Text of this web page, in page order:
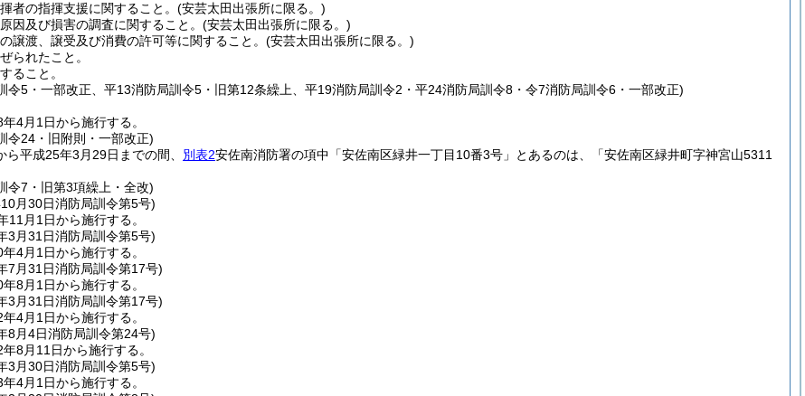
者の指揮支援に関すること。 (安芸太田出張所に限る。)
因及び損害の調査に関すること。 (安芸太田出張所に限る。)
譲渡、譲受及び消費の許可等に関すること。 (安芸太田出張所に限る。)
られたこと。
ること。
令5・一部改正、平13消防局訓令5・旧第12条繰上、平19消防局訓令2・平24消防局訓令8・令7消防局訓令6・一部改正)
4月1日から施行する。
令24・旧附則・一部改正)
平成25年3月29日までの間、 別表2安佐南消防署の項中「安佐南区緑井一丁目10番3号」とあるのは、「安佐南区緑井町字神宮山5311
令7・旧第3項繰上・全改)
月30日消防局訓令第5号)
11月1日から施行する。
3月31日消防局訓令第5号)
4月1日から施行する。
7月31日消防局訓令第17号)
8月1日から施行する。
3月31日消防局訓令第17号)
4月1日から施行する。
8月4日消防局訓令第24号)
8月11日から施行する。
3月30日消防局訓令第5号)
4月1日から施行する。